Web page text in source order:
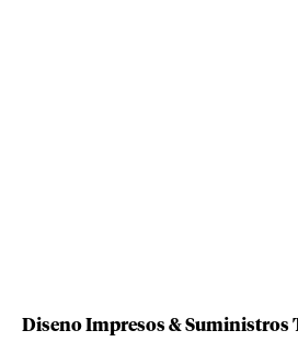
Diseno Impresos & Suministros